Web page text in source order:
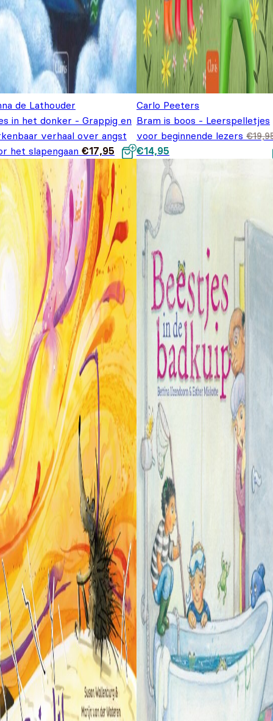
de Lathouder
in het donker - Grappig en
verhaal over angst
het slapengaan €17,95
Carlo Peeters
Bram is boos - Leerspelletjes
voor beginnende lezers €
Oorspronkelijke prijs was:
€19,95.
€14,95 Huidige prijs is: